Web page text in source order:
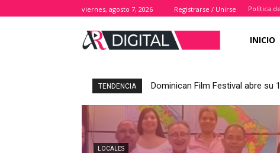
viernes, agosto 7, 2026 Registrarse / Unirse Política
INICIO
TENDENCIA Dominican Film Festival abre su
LOCALES